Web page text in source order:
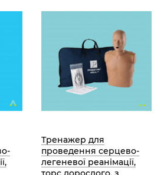
Тренажер для
проведення серцево-
легеневої реанімації,